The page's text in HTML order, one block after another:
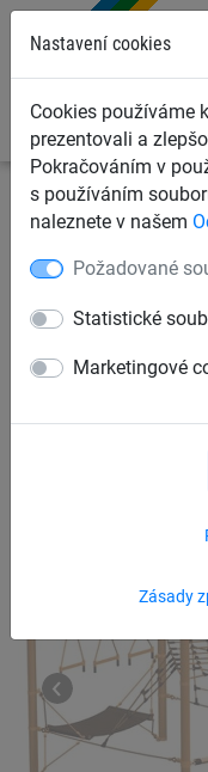
Nastavení cookies
Cookies používáme
prezentovali a
Pokračováním v
s používáním
naleznete v našem
Požadované
Statistické
Marketingové
Zásady
Dětská lanová hřiště
Sloup